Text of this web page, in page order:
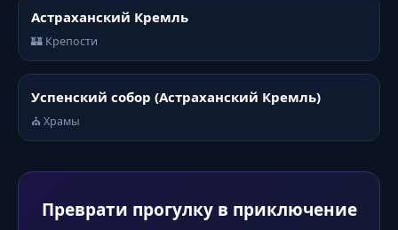
Астраханский Кремль
🏰 Крепости
Успенский собор (Астраханский Кремль)
⛪ Храмы
Преврати прогулку в приключение